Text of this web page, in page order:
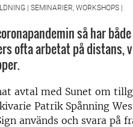
| SEMINARIER, WORKSHOPS |
så har
ofta arbetat på distans,
avtal med Sunet om
Patrik Spånning
används och svara på